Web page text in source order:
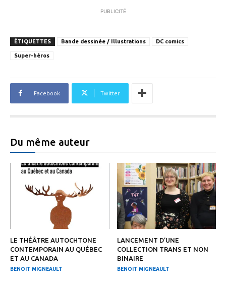
PUBLICITÉ
ÉTIQUETTES Bande dessinée / Illustrations DC comics
Super-héros
Facebook Twitter
Du même auteur
LE THÉÂTRE AUTOCHTONE
CONTEMPORAIN AU QUÉBEC
ET AU CANADA
BENOIT MIGNEAULT
LANCEMENT D’UNE
COLLECTION TRANS ET NON
BINAIRE
BENOIT MIGNEAULT